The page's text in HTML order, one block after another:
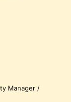
Manager /